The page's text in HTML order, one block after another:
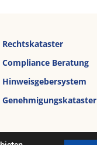
Rechtskataster
Compliance Beratung
Hinweisgebersystem
Genehmigungskataster